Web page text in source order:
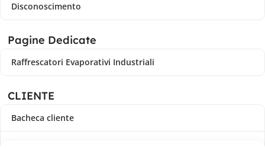
Disconoscimento
Pagine Dedicate
Raffrescatori Evaporativi Industriali
CLIENTE
Bacheca cliente